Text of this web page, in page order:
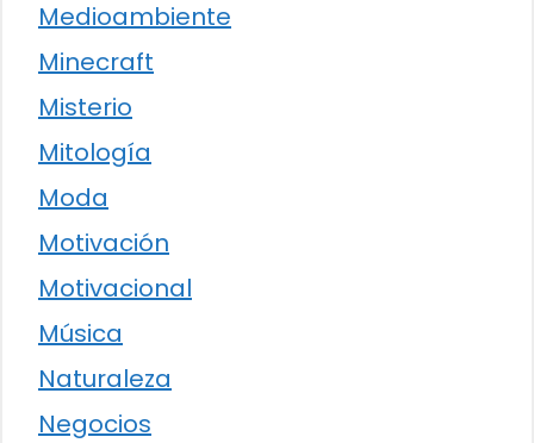
Medioambiente
Minecraft
Misterio
Mitología
Moda
Motivación
Motivacional
Música
Naturaleza
Negocios